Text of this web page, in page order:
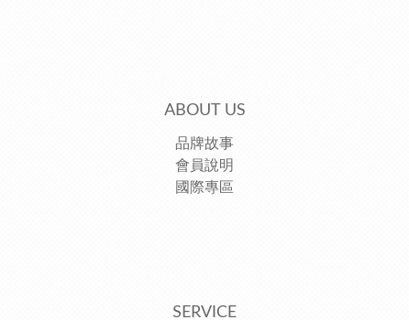
ABOUT US
品牌故事
會員說明
國際專區
SERVICE